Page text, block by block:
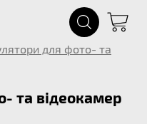
для фото- та
та відеокамер